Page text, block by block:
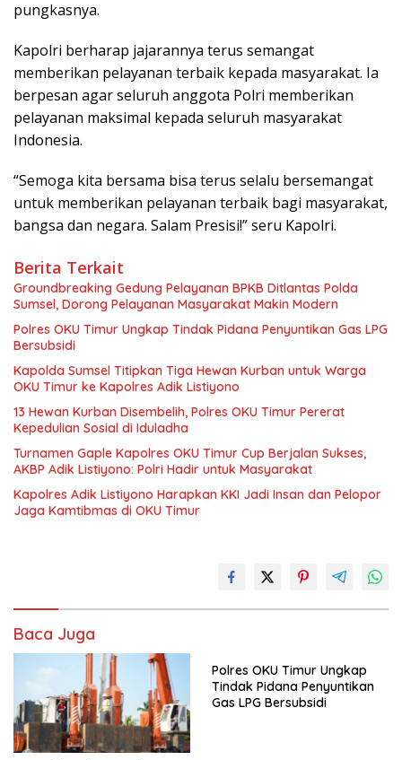
pungkasnya.
Kapolri berharap jajarannya terus semangat
memberikan pelayanan terbaik kepada masyarakat. Ia
berpesan agar seluruh anggota Polri memberikan
pelayanan maksimal kepada seluruh masyarakat
Indonesia.
“Semoga kita bersama bisa terus selalu bersemangat
untuk memberikan pelayanan terbaik bagi masyarakat,
bangsa dan negara. Salam Presisi!” seru Kapolri.
Berita Terkait
Groundbreaking Gedung Pelayanan BPKB Ditlantas Polda
Sumsel, Dorong Pelayanan Masyarakat Makin Modern
Polres OKU Timur Ungkap Tindak Pidana Penyuntikan Gas LPG
Bersubsidi
Kapolda Sumsel Titipkan Tiga Hewan Kurban untuk Warga
OKU Timur ke Kapolres Adik Listiyono
13 Hewan Kurban Disembelih, Polres OKU Timur Pererat
Kepedulian Sosial di Iduladha
Turnamen Gaple Kapolres OKU Timur Cup Berjalan Sukses,
AKBP Adik Listiyono: Polri Hadir untuk Masyarakat
Kapolres Adik Listiyono Harapkan KKI Jadi Insan dan Pelopor
Jaga Kamtibmas di OKU Timur
Baca Juga
Polres OKU Timur Ungkap
Tindak Pidana Penyuntikan
Gas LPG Bersubsidi